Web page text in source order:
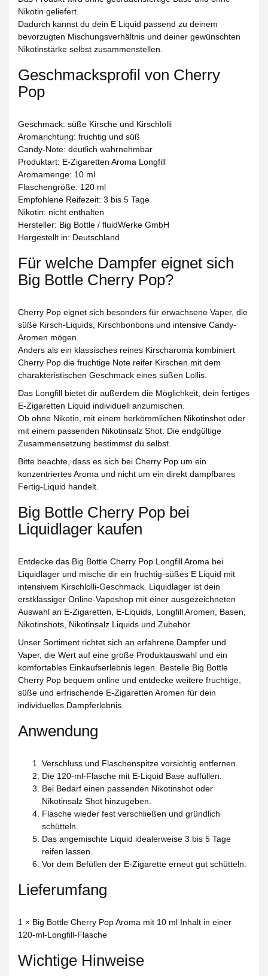
Nikotin geliefert.
Dadurch kannst du dein E Liquid passend zu deinem
bevorzugten Mischungsverhältnis und deiner gewünschten
Nikotinstärke selbst zusammenstellen.
Geschmacksprofil von Cherry
Pop
Geschmack: süße Kirsche und Kirschlolli
Aromarichtung: fruchtig und süß
Candy-Note: deutlich wahrnehmbar
Produktart: E-Zigaretten Aroma Longfill
Aromamenge: 10 ml
Flaschengröße: 120 ml
Empfohlene Reifezeit: 3 bis 5 Tage
Nikotin: nicht enthalten
Hersteller: Big Bottle / fluidWerke GmbH
Hergestellt in: Deutschland
Für welche Dampfer eignet sich
Big Bottle Cherry Pop?
Cherry Pop eignet sich besonders für erwachsene Vaper, die
süße Kirsch-Liquids, Kirschbonbons und intensive Candy-
Aromen mögen.
Anders als ein klassisches reines Kirscharoma kombiniert
Cherry Pop die fruchtige Note reifer Kirschen mit dem
charakteristischen Geschmack eines süßen Lollis.
Das Longfill bietet dir außerdem die Möglichkeit, dein fertiges
E-Zigaretten Liquid individuell anzumischen.
Ob ohne Nikotin, mit einem herkömmlichen Nikotinshot oder
mit einem passenden Nikotinsalz Shot: Die endgültige
Zusammensetzung bestimmst du selbst.
Bitte beachte, dass es sich bei Cherry Pop um ein
konzentriertes Aroma und nicht um ein direkt dampfbares
Fertig-Liquid handelt.
Big Bottle Cherry Pop bei
Liquidlager kaufen
Entdecke das Big Bottle Cherry Pop Longfill Aroma bei
Liquidlager und mische dir ein fruchtig-süßes E Liquid mit
intensivem Kirschlolli-Geschmack. Liquidlager ist dein
erstklassiger Online-Vapeshop mit einer ausgezeichneten
Auswahl an E-Zigaretten, E-Liquids, Longfill Aromen, Basen,
Nikotinshots, Nikotinsalz Liquids und Zubehör.
Unser Sortiment richtet sich an erfahrene Dampfer und
Vaper, die Wert auf eine große Produktauswahl und ein
komfortables Einkaufserlebnis legen. Bestelle Big Bottle
Cherry Pop bequem online und entdecke weitere fruchtige,
süße und erfrischende E-Zigaretten Aromen für dein
individuelles Dampferlebnis.
Anwendung
Verschluss und Flaschenspitze vorsichtig entfernen.
Die 120-ml-Flasche mit E-Liquid Base auffüllen.
Bei Bedarf einen passenden Nikotinshot oder
Nikotinsalz Shot hinzugeben.
Flasche wieder fest verschließen und gründlich
schütteln.
Das angemischte Liquid idealerweise 3 bis 5 Tage
reifen lassen.
Vor dem Befüllen der E-Zigarette erneut gut schütteln.
Lieferumfang
1 × Big Bottle Cherry Pop Aroma mit 10 ml Inhalt in einer
120-ml-Longfill-Flasche
Wichtige Hinweise